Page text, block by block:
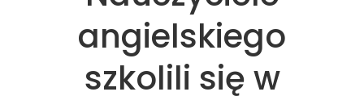
angielskiego
szkolili się w